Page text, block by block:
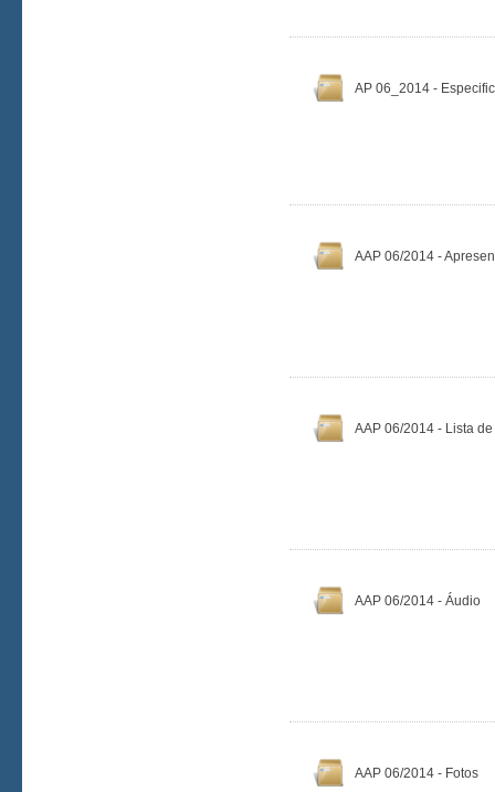
AP 06_2014 -
AAP 06/2014 -
AAP 06/2014 - Lista
AAP 06/2014 - Áudio
AAP 06/2014 - Fotos